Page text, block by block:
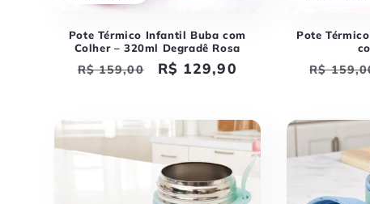
Pote Térmico Infantil Buba com
Colher – 320ml Degradê Rosa
Preço
R$ 159,00
Preço
R$ 129,90
Pote
Preço
R$